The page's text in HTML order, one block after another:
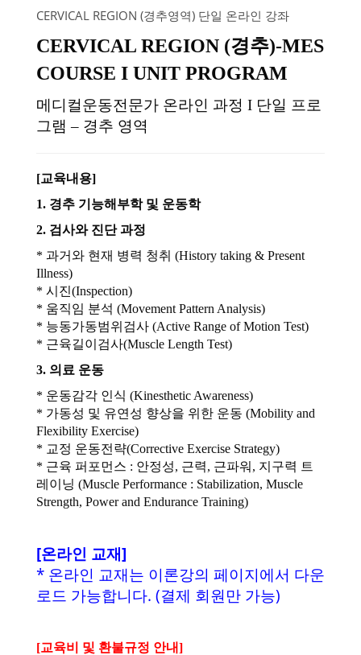
CERVICAL REGION (경추영역) 단일 온라인 강좌
CERVICAL REGION (경추)-MES
COURSE I UNIT PROGRAM
메디컬운동전문가 온라인 과정 I 단일 프로
그램 – 경추 영역
[교육내용]
1. 경추 기능해부학 및 운동학
2. 검사와 진단 과정
* 과거와 현재 병력 청취 (History taking & Present
Illness)
* 시진(Inspection)
* 움직임 분석 (Movement Pattern Analysis)
* 능동가동범위검사 (Active Range of Motion Test)
* 근육길이검사(Muscle Length Test)
3. 의료 운동
* 운동감각 인식 (Kinesthetic Awareness)
* 가동성 및 유연성 향상을 위한 운동 (Mobility and
Flexibility Exercise)
* 교정 운동전략(Corrective Exercise Strategy)
* 근육 퍼포먼스 : 안정성, 근력, 근파워, 지구력 트
레이닝 (Muscle Performance : Stabilization, Muscle
Strength, Power and Endurance Training)
[온라인 교재]
* 온라인 교재는 이론강의 페이지에서 다운
로드 가능합니다. (결제 회원만 가능)
[교육비 및 환불규정 안내]